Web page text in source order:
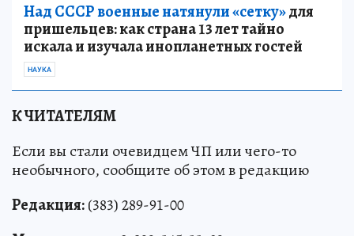
Над СССР военные натянули «сетку»для
пришельцев: как страна 13 лет тайно
искала и изучала инопланетных гостей
НАУКА
К ЧИТАТЕЛЯМ
Если вы стали очевидцем ЧП или чего-то
необычного, сообщите об этом в редакцию
Редакция:(383) 289-91-00